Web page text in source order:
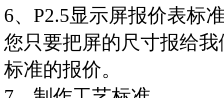
6、P2.5显示屏报价表标
您只要把屏的尺寸报给
标准的报价。